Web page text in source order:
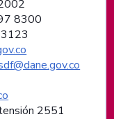
8300
3123
2551